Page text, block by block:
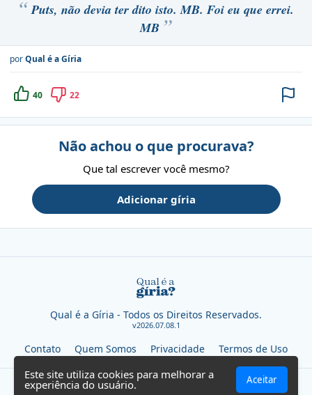
Este site utiliza cookies para melhorar a
experiência do usuário. Aceitar
Puts, não devia ter dito isto. MB. Foi eu que errei.
MB
porQual é a Gíria
40 22
Não achou o que procurava?
Que tal escrever você mesmo?
Adicionar gíria
Qual é a Gíria - Todos os Direitos Reservados.
v2026.07.08.1
Contato Quem Somos Privacidade Termos de Uso
SEVN TECHNOLOGIES